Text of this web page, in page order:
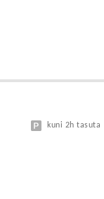
kuni 2h tasuta